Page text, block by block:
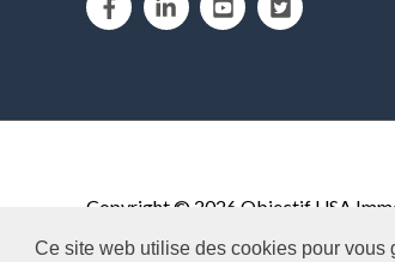
Ce site web utilise des cookies pour
Copyright © 2026 Objectif USA